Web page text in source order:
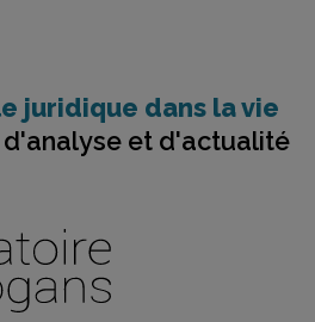
juridique dans la vie
d'analyse et d'actualité